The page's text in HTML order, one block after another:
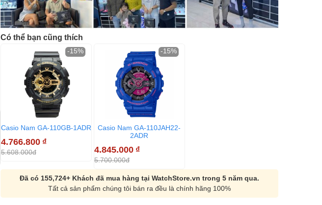
Có thể bạn cũng thích
Casio Nam GA-110GB-1ADR
4.766.800 ₫
5.608.000đ
-15%
Casio Nam GA-110JAH22-
2ADR
4.845.000 ₫
5.700.000đ
-15%
Đã có 155,724+ Khách đã mua hàng tại WatchStore.vn trong 5 năm qua.
Tất cả sản phẩm chúng tôi bán ra đều là chính hãng 100%